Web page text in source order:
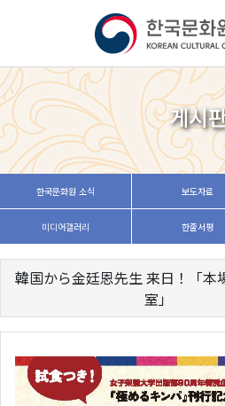
게시
한국문화원 소식 보도자료
미디어갤러리 한줄서평
韓国から金廷恩先生 来日！「本
室」